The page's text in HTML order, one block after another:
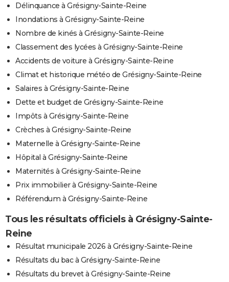
Délinquance à Grésigny-Sainte-Reine
Inondations à Grésigny-Sainte-Reine
Nombre de kinés à Grésigny-Sainte-Reine
Classement des lycées à Grésigny-Sainte-Reine
Accidents de voiture à Grésigny-Sainte-Reine
Climat et historique météo de Grésigny-Sainte-Reine
Salaires à Grésigny-Sainte-Reine
Dette et budget de Grésigny-Sainte-Reine
Impôts à Grésigny-Sainte-Reine
Crèches à Grésigny-Sainte-Reine
Maternelle à Grésigny-Sainte-Reine
Hôpital à Grésigny-Sainte-Reine
Maternités à Grésigny-Sainte-Reine
Prix immobilier à Grésigny-Sainte-Reine
Référendum à Grésigny-Sainte-Reine
Tous les résultats officiels à Grésigny-Sainte-
Reine
Résultat municipale 2026 à Grésigny-Sainte-Reine
Résultats du bac à Grésigny-Sainte-Reine
Résultats du brevet à Grésigny-Sainte-Reine